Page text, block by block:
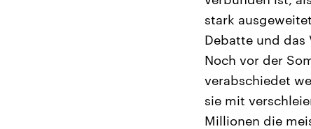
stark
Debatte und das
Noch vor der
verabschiedet
sie mit
Millionen die